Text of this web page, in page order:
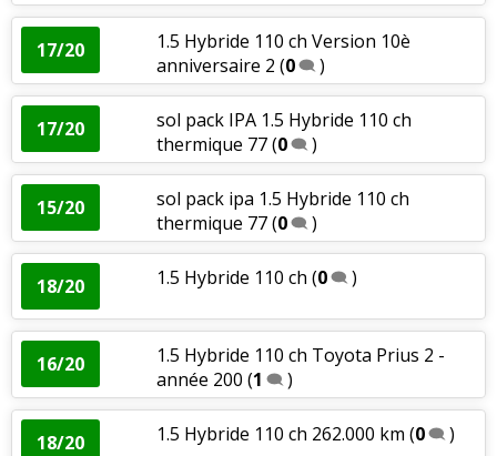
17/20
1.5 Hybride 110 ch Version 10è
anniversaire 2 (0 )
17/20
sol pack IPA 1.5 Hybride 110 ch
thermique 77(0 )
15/20
sol pack ipa 1.5 Hybride 110 ch
thermique 77(0 )
18/20 1.5 Hybride 110 ch (0 )
16/20
1.5 Hybride 110 ch Toyota Prius 2 -
année 200 (1 )
18/20 1.5 Hybride 110 ch 262.000 km (0 )